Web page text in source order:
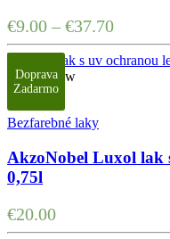
€9.00 – €37.70
Qucik View
Doprava
Zadarmo
Bezfarebné laky
AkzoNobel Luxol lak
0,75l
€20.00